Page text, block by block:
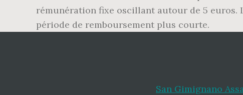
rémunération fixe oscillant autour de 5 euros.
période de remboursement plus courte.
San Gimignano